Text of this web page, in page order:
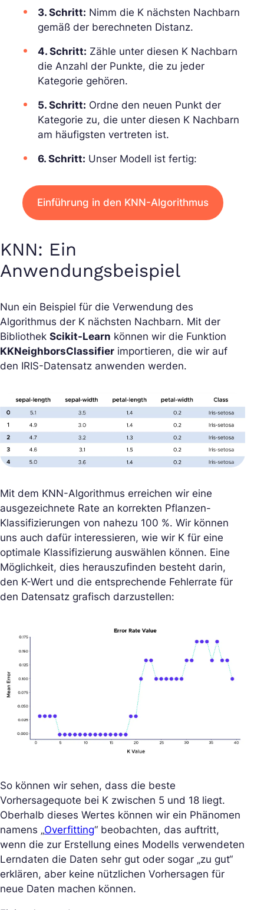
3. Schritt: Nimm die K nächsten Nachbarn
gemäß der berechneten Distanz.
4. Schritt: Zähle unter diesen K Nachbarn
die Anzahl der Punkte, die zu jeder
Kategorie gehören.
5. Schritt: Ordne den neuen Punkt der
Kategorie zu, die unter diesen K Nachbarn
am häufigsten vertreten ist.
6. Schritt: Unser Modell ist fertig:
Einführung in den KNN-Algorithmus
KNN: Ein
Anwendungsbeispiel
Nun ein Beispiel für die Verwendung des
Algorithmus der K nächsten Nachbarn. Mit der
Bibliothek Scikit-Learn können wir die Funktion
KKNeighborsClassifier importieren, die wir auf
den IRIS-Datensatz anwenden werden.
Mit dem KNN-Algorithmus erreichen wir eine
ausgezeichnete Rate an korrekten Pflanzen-
Klassifizierungen von nahezu 100 %. Wir können
uns auch dafür interessieren, wie wir K für eine
optimale Klassifizierung auswählen können. Eine
Möglichkeit, dies herauszufinden besteht darin,
den K-Wert und die entsprechende Fehlerrate für
den Datensatz grafisch darzustellen:
So können wir sehen, dass die beste
Vorhersagequote bei K zwischen 5 und 18 liegt.
Oberhalb dieses Wertes können wir ein Phänomen
namens „Overfitting“ beobachten, das auftritt,
wenn die zur Erstellung eines Modells verwendeten
Lerndaten die Daten sehr gut oder sogar „zu gut“
erklären, aber keine nützlichen Vorhersagen für
neue Daten machen können.